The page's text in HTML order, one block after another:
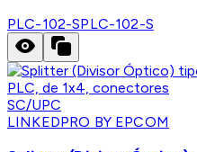
PLC-102-SPLC-102-S
LINKEDPRO BY EPCOM